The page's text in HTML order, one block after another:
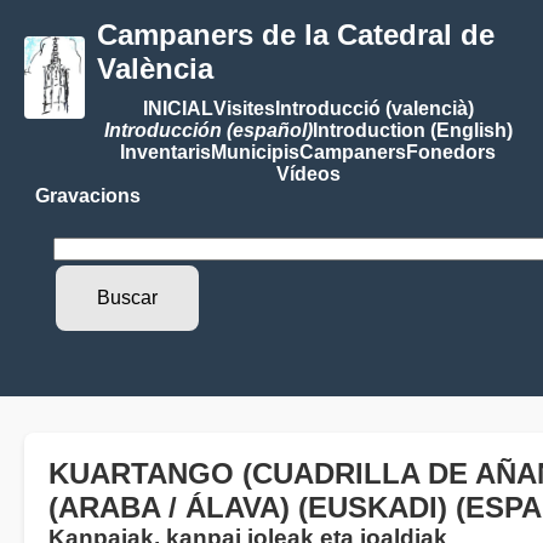
Campaners de la Catedral de
València
INICIALVisitesIntroducció (valencià)
Introducción (español)Introduction (English)
InventarisMunicipisCampanersFonedors
Vídeos
Gravacions
KUARTANGO (CUADRILLA DE
(ARABA / ÁLAVA) (EUSKADI)
Kanpaiak, kanpai joleak eta joaldiak